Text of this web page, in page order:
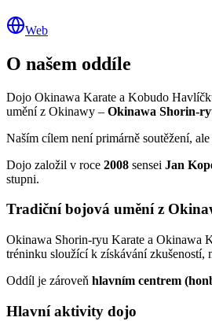
Web
O našem oddíle
Dojo Okinawa Karate a Kobudo
umění z Okinawy – Okinawa Shorin-
Naším cílem není primárně soutěžení, ale
Dojo založil v roce 2008 sensei Jan
stupni.
Tradiční bojová umění z
Okinawa Shorin-ryu Karate a Okinawa
tréninku sloužící k získávání zkušeností,
Oddíl je zároveň hlavním centrem
Hlavní aktivity dojo